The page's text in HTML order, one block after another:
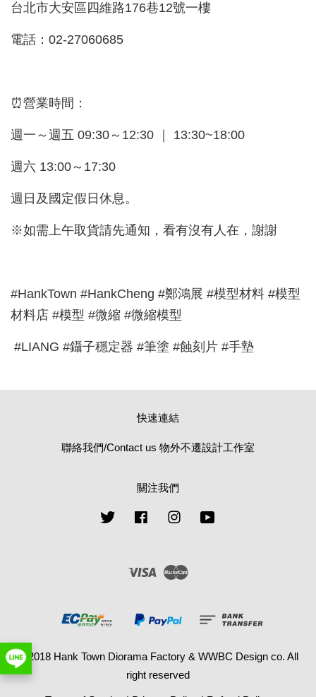
台北市大安區四維路176巷12號一樓
電話：02-27060685
⏰營業時間：
週一～週五 09:30～12:30 ｜ 13:30~18:00
週六 13:00～17:30
週日及國定假日休息。
※如需上午取貨請先通知，看有沒有人在，謝謝
#HankTown #HankCheng #鄭鴻展 #模型材料 #模型
材料店 #模型 #微縮 #微縮模型
#LIANG #鑷子穩定器 #筆塗 #蝕刻片 #手墊
快速連結
聯絡我們/Contact us 物外不遷設計工作室
關注我們
Twitter FacebookInstagram
Visa
© 2018 Hank Town Diorama Factory & WWBC Design co. All
right reserved